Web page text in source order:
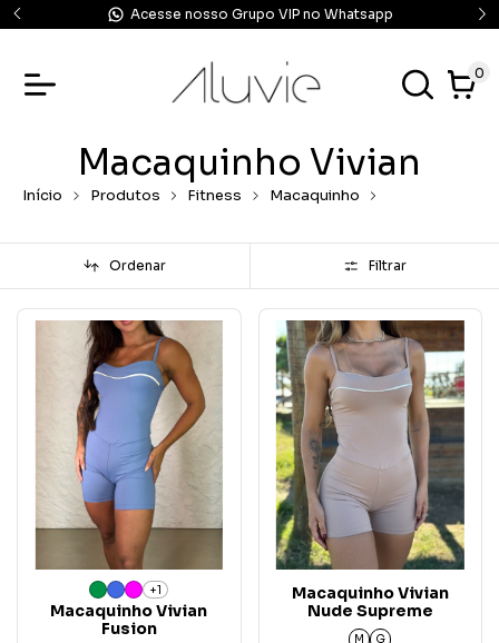
Acesse nosso Grupo VIP no Whatsapp
0
Macaquinho Vivian
Início Produtos Fitness Macaquinho
Ordenar Filtrar
+1
Macaquinho Vivian
Fusion
Macaquinho Vivian
Nude Supreme
M G